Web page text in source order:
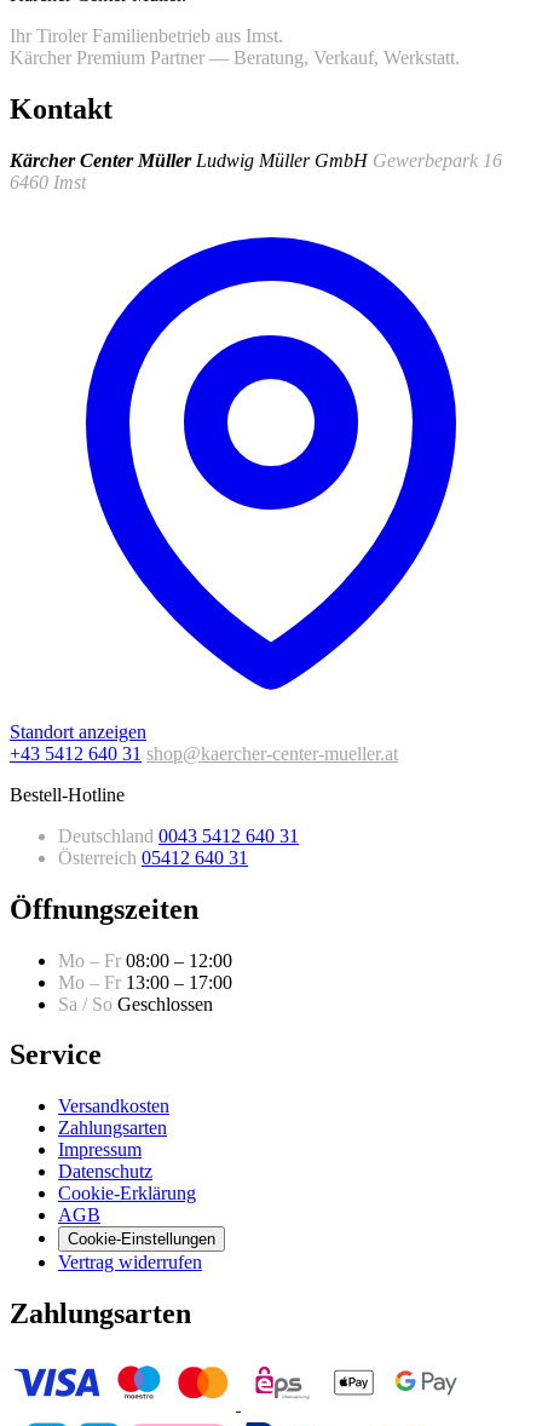
Ihr Tiroler Familienbetrieb aus Imst.
Kärcher Premium Partner — Beratung, Verkauf, Werkstatt.
Kontakt
Kärcher Center Müller Ludwig Müller GmbH Gewerbepark 16
6460 Imst
Standort anzeigen
+43 5412 640 31 shop@kaercher-center-mueller.at
Bestell-Hotline
Deutschland 0043 5412 640 31
Österreich 05412 640 31
Öffnungszeiten
Mo – Fr 08:00 – 12:00
Mo – Fr 13:00 – 17:00
Sa / So Geschlossen
Service
Versandkosten
Zahlungsarten
Impressum
Datenschutz
Cookie-Erklärung
AGB
Cookie-Einstellungen
Vertrag widerrufen
Zahlungsarten